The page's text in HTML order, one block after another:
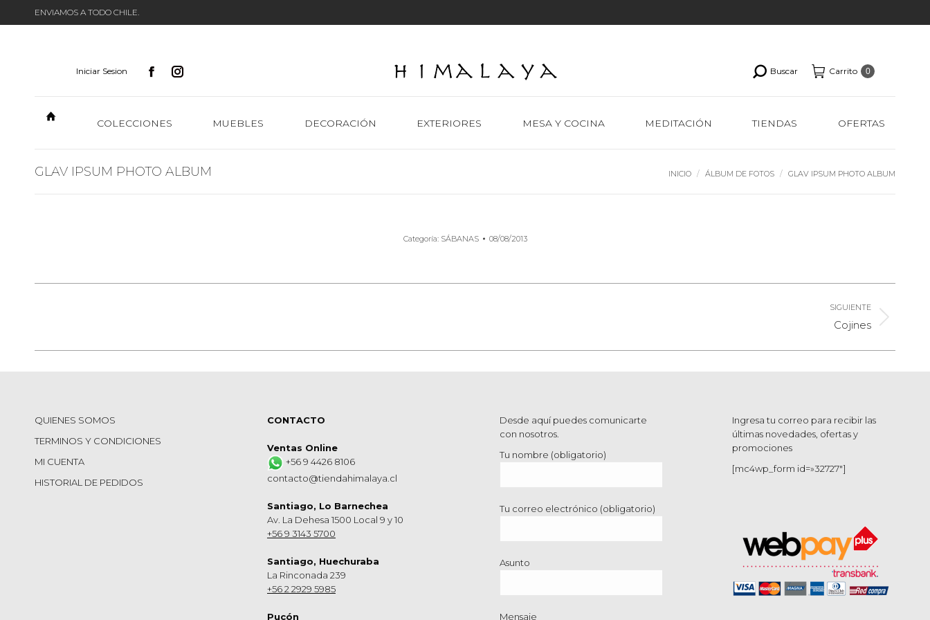
ENVIAMOS A TODO CHILE.
Iniciar Sesion Buscar Carrito 0
COLECCIONES MUEBLES DECORACIÓN EXTERIORES MESA Y COCINA MEDITACIÓN TIENDAS OFERTAS
GLAV IPSUM PHOTO ALBUM Estás aquí:
INICIO ÁLBUM DE FOTOS GLAV IPSUM PHOTO ALBUM
Categoría: SÁBANAS 08/08/2013
SIGUIENTE
Cojines
QUIENES SOMOS
TERMINOS Y CONDICIONES
MI CUENTA
HISTORIAL DE PEDIDOS
CONTACTO
Ventas Online
+56 9 4426 8106
contacto@tiendahimalaya.cl
Santiago, Lo Barnechea
Av. La Dehesa 1500 Local 9 y 10
+56 9 3143 5700
Santiago, Huechuraba
La Rinconada 239
+56 2 2929 5985
Pucón
Desde aquí puedes comunicarte
con nosotros.
Tu nombre (obligatorio)
Tu correo electrónico (obligatorio)
Asunto
Mensaje
Ingresa tu correo para recibir las
últimas novedades, ofertas y
promociones
[mc4wp_form id=»32727″]